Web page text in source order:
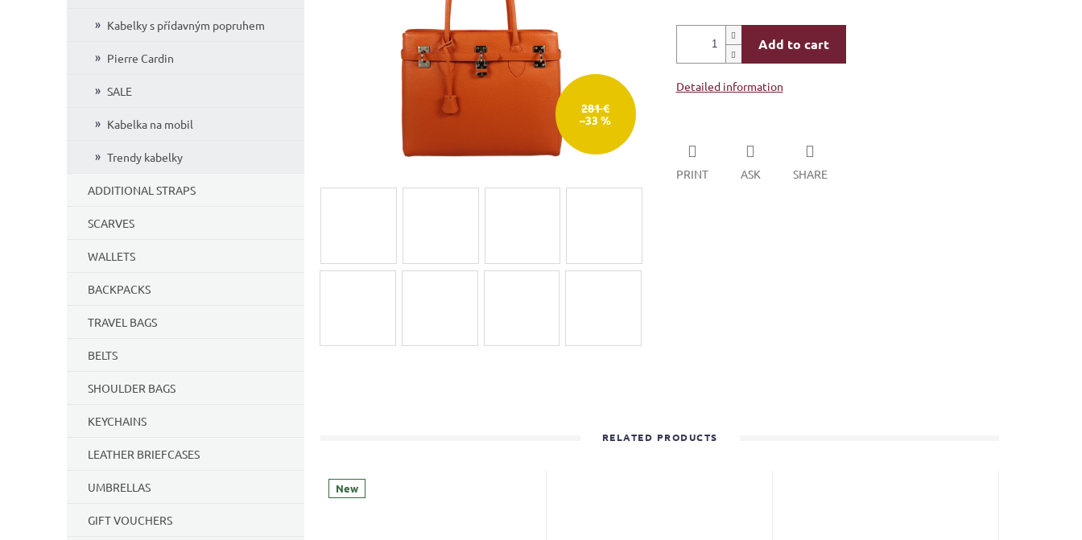
Kabelky s přídavným popruhem
Pierre Cardin
SALE
Kabelka na mobil
Trendy kabelky
ADDITIONAL STRAPS
SCARVES
WALLETS
BACKPACKS
TRAVEL BAGS
BELTS
SHOULDER BAGS
KEYCHAINS
LEATHER BRIEFCASES
UMBRELLAS
GIFT VOUCHERS
281 €
–33 %
Add to cart
Detailed information
PRINT ASK SHARE
RELATED PRODUCTS
New